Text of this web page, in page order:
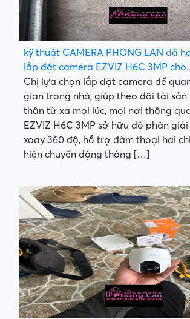
kỹ thuật CAMERA PHONG LAN đã
lắp đặt camera EZVIZ H6C 3MP
Chị lựa chọn lắp đặt camera để
gian trong nhà, giúp theo dõi tài
thân từ xa mọi lúc, mọi nơi thông
EZVIZ H6C 3MP sở hữu độ phân giải
xoay 360 độ, hỗ trợ đàm thoại hai
hiện chuyển động thông […]